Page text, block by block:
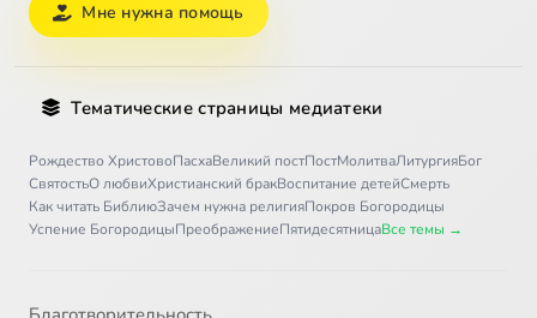
Мне нужна помощь
Тематические страницы медиатеки
Рождество ХристовоПасхаВеликий постПостМолитваЛитургияБог
СвятостьО любвиХристианский бракВоспитание детейСмерть
Как читать БиблиюЗачем нужна религияПокров Богородицы
Успение БогородицыПреображениеПятидесятницаВсе темы →